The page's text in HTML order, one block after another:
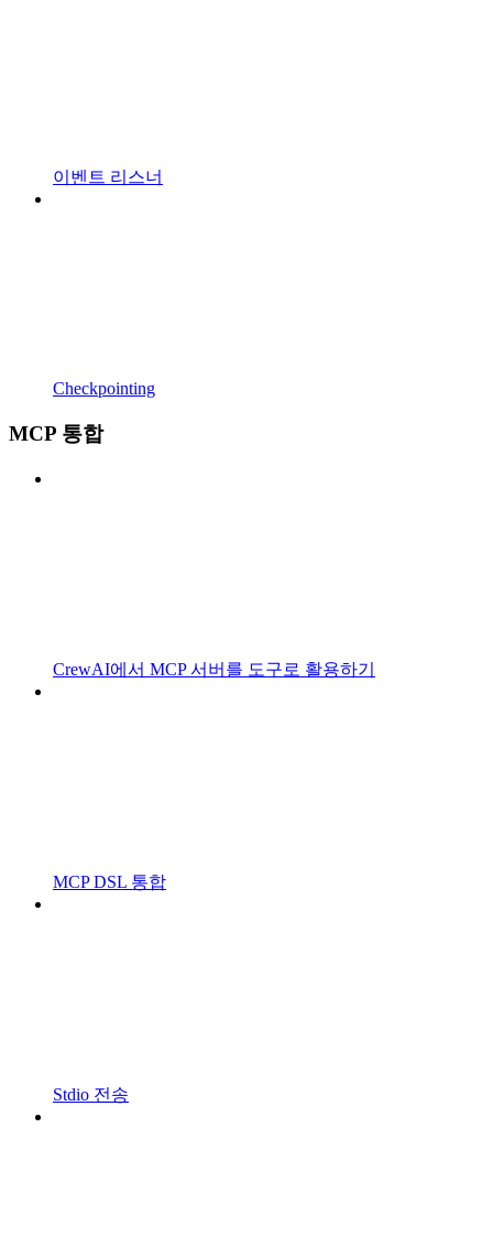
이벤트 리스너
Checkpointing
MCP 통합
CrewAI에서 MCP 서버를 도구로 활용하기
MCP DSL 통합
Stdio 전송